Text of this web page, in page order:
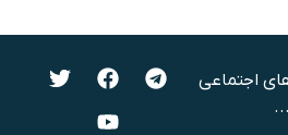
اجتماعی